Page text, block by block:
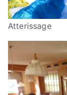
Atterissage